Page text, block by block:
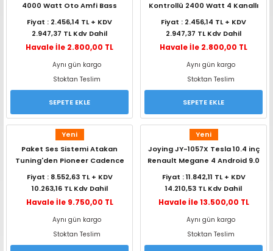
4000 Watt Oto Amfi Bass
Kontrollü
Fiyat : 2.456,14 TL + KDV
2.947,37 TL Kdv Dahil
Havale İle 2.800,00 TL
Aynı gün kargo
Stoktan Teslim
SEPETE EKLE
Kontrollü 2400 Watt 4 Kanallı
Oto Amfi
Fiyat : 2.456,14 TL + KDV
2.947,37 TL Kdv Dahil
Havale İle 2.800,00 TL
Aynı gün kargo
Stoktan Teslim
SEPETE EKLE
Yeni
Paket Ses Sistemi Atakan
Tuning'den Pioneer Cadence
Jameson
Fiyat : 8.552,63 TL + KDV
10.263,16 TL Kdv Dahil
Havale İle 9.750,00 TL
Aynı gün kargo
Stoktan Teslim
Yeni
Joying JY-1057X Tesla 10.4 inç
Renault Megane 4 Android 9.0
Fiyat : 11.842,11 TL + KDV
14.210,53 TL Kdv Dahil
Havale İle 13.500,00 TL
Aynı gün kargo
Stoktan Teslim